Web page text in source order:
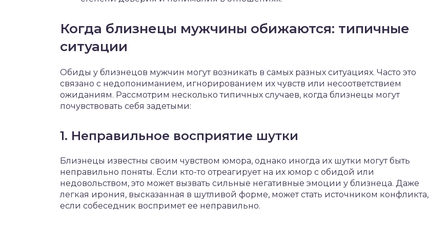
Когда близнецы мужчины обижаются: типичные
ситуации
Обиды у близнецов мужчин могут возникать в самых разных ситуациях. Часто это
связано с недопониманием, игнорированием их чувств или несоответствием
ожиданиям. Рассмотрим несколько типичных случаев, когда близнецы могут
почувствовать себя задетыми:
1. Неправильное восприятие шутки
Близнецы известны своим чувством юмора, однако иногда их шутки могут быть
неправильно поняты. Если кто-то отреагирует на их юмор с обидой или
недовольством, это может вызвать сильные негативные эмоции у близнеца. Даже
легкая ирония, высказанная в шутливой форме, может стать источником конфликта,
если собеседник воспримет ее неправильно.